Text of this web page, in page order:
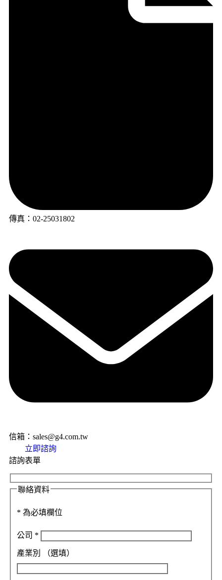
傳真：02-25031802
信箱：sales@g4.com.tw
立即諮詢
諮詢表單
聯絡資料
* 為必填欄位
公司 *
產業別 （選填）